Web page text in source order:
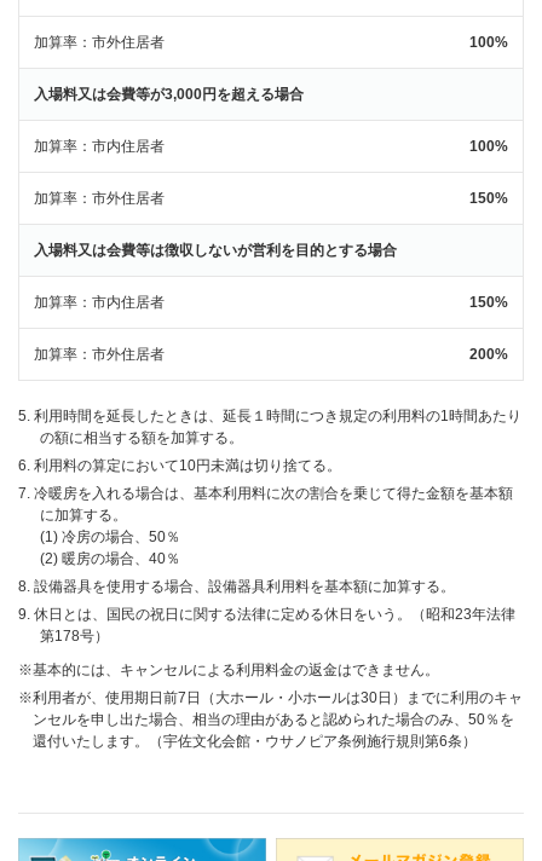
加算率 市外住居者 100%
入場料又は会費等が3,000円を超える場合
加算率 市内住居者 100%
加算率 市外住居者 150%
入場料又は会費等は徴収しないが営利を目的とする場合
加算率 市内住居者 150%
加算率 市外住居者 200%
5. 利用時間を延長したときは、延長１時間につき規定の利用料の1時間あたり
の額に相当する額を加算する。
6. 利用料の算定において10円未満は切り捨てる。
7. 冷暖房を入れる場合は、基本利用料に次の割合を乗じて得た金額を基本額
に加算する。
(1) 冷房の場合、50％
(2) 暖房の場合、40％
8. 設備器具を使用する場合、設備器具利用料を基本額に加算する。
9. 休日とは、国民の祝日に関する法律に定める休日をいう。（昭和23年法律
第178号）
基本的には、キャンセルによる利用料金の返金はできません。
利用者が、使用期日前7日（大ホール・小ホールは30日）までに利用のキャ
ンセルを申し出た場合、相当の理由があると認められた場合のみ、50％を
還付いたします。（宇佐文化会館・ウサノピア条例施行規則第6条）